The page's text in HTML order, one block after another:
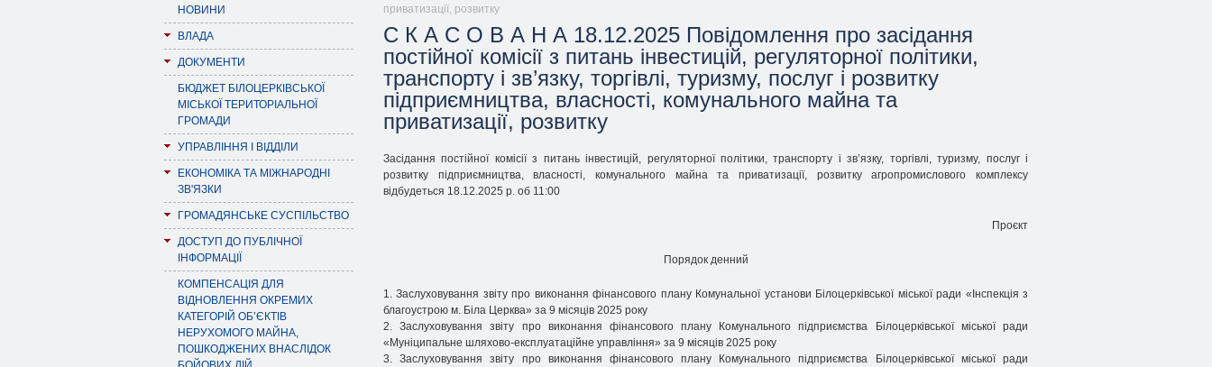
НОВИНИ
ВЛАДА
ДОКУМЕНТИ
БЮДЖЕТ БІЛОЦЕРКІВСЬКОЇ
МІСЬКОЇ ТЕРИТОРІАЛЬНОЇ
ГРОМАДИ
УПРАВЛІННЯ І ВІДДІЛИ
ЕКОНОМІКА ТА МІЖНАРОДНІ
ЗВ'ЯЗКИ
ГРОМАДЯНСЬКЕ СУСПІЛЬСТВО
ДОСТУП ДО ПУБЛІЧНОЇ
ІНФОРМАЦІЇ
КОМПЕНСАЦІЯ ДЛЯ
ВІДНОВЛЕННЯ ОКРЕМИХ
КАТЕГОРІЙ ОБ’ЄКТІВ
НЕРУХОМОГО МАЙНА,
ПОШКОДЖЕНИХ ВНАСЛІДОК
приватизації, розвитку
С К А С О В А Н А 18.12.2025 Повідомлення про засідання
постійної комісії з питань інвестицій, регуляторної політики,
транспорту і зв’язку, торгівлі, туризму, послуг і розвитку
підприємництва, власності, комунального майна та
приватизації, розвитку
Засідання постійної комісії з питань інвестицій, регуляторної політики, транспорту і зв’язку, торгівлі, туризму, послуг і
розвитку підприємництва, власності, комунального майна та приватизації, розвитку агропромислового комплексу
відбудеться 18.12.2025 р. об 11:00
Проєкт
Порядок денний
1. Заслуховування звіту про виконання фінансового плану Комунальної установи Білоцерківської міської ради «Інспекція з
благоустрою м. Біла Церква» за 9 місяців 2025 року
2. Заслуховування звіту про виконання фінансового плану Комунального підприємства Білоцерківської міської ради
«Муніципальне шляхово-експлуатаційне управління» за 9 місяців 2025 року
3. Заслуховування звіту про виконання фінансового плану Комунального підприємства Білоцерківської міської ради